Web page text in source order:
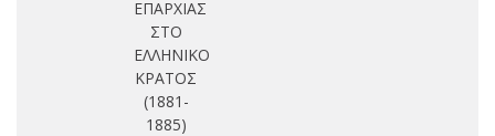
ΕΠΑΡΧΙΑΣ
ΣΤΟ
ΕΛΛΗΝΙΚΟ
ΚΡΑΤΟΣ
(1881-
1885)